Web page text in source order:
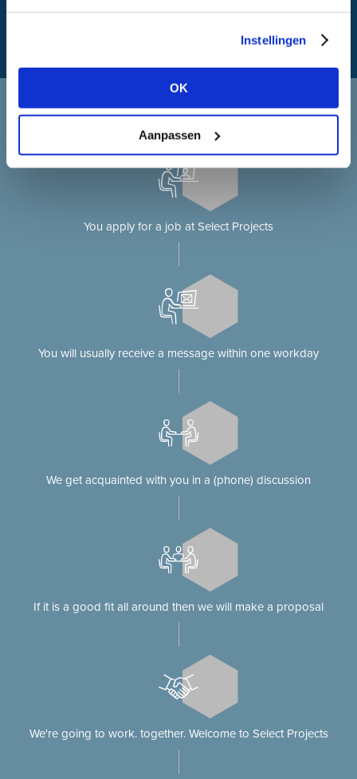
Instellingen
OK
Aanpassen
Applying at Select Projects
You apply for a job at Select Projects
You will usually receive a message within one workday
We get acquainted with you in a (phone) discussion
If it is a good fit all around then we will make a proposal
We're going to work. together. Welcome to Select Projects